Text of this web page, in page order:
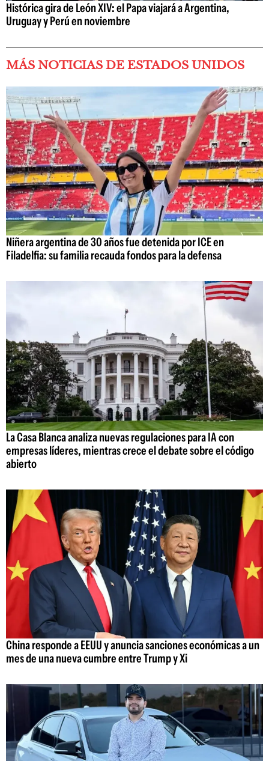
Histórica gira de León XIV: el Papa viajará a Argentina,
Uruguay y Perú en noviembre
MÁS NOTICIAS DE ESTADOS UNIDOS
Niñera argentina de 30 años fue detenida por ICE en
Filadelfia: su familia recauda fondos para la defensa
La Casa Blanca analiza nuevas regulaciones para IA con
empresas líderes, mientras crece el debate sobre el código
abierto
China responde a EEUU y anuncia sanciones económicas a un
mes de una nueva cumbre entre Trump y Xi